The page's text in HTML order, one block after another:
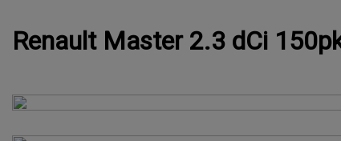
Renault Master 2.3 dCi